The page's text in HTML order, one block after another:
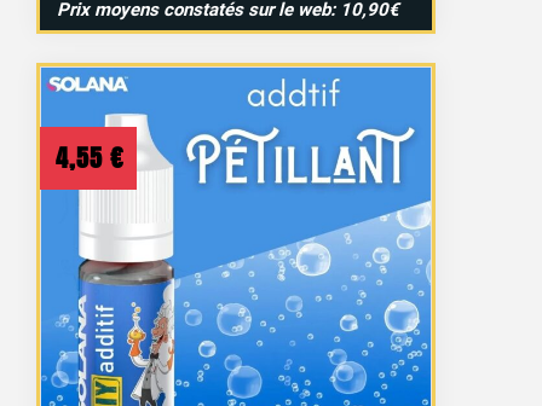
Prix moyens constatés sur le web: 10,90€
4,55 €